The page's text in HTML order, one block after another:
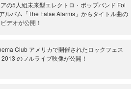
の5人組未来型エレクトロ・ポップバンド Fol
ルバム「The False Alarms」からタイトル曲の
デオが公開！
Club アメリカで開催されたロックフェス
のフルライブ映像が公開！